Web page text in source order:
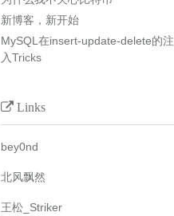
新博客，新开始
MySQL在insert-update-delete的注
入Tricks
Links
bey0nd
北风飘然
王松_Striker